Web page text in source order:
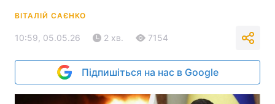
ВІТАЛІЙ САЄНКО
10:59, 05.05.26 2 хв. 7154
Підпишіться на нас в Google